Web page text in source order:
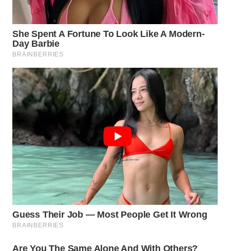
WN
PRIANGAN
WN
SEMARANG
WN
SOLO
BOROBUDUR
WN
MADURA
WN
SURABAYA
WN